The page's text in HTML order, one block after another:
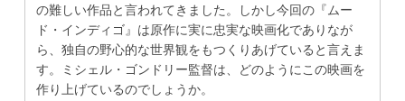
の難しい作品と言われてきました。しかし今回の『ムー
ド・インディゴ』は原作に実に忠実な映画化でありなが
ら、独自の野心的な世界観をもつくりあげていると言えま
す。ミシェル・ゴンドリー監督は、どのようにこの映画を
作り上げているのでしょうか。